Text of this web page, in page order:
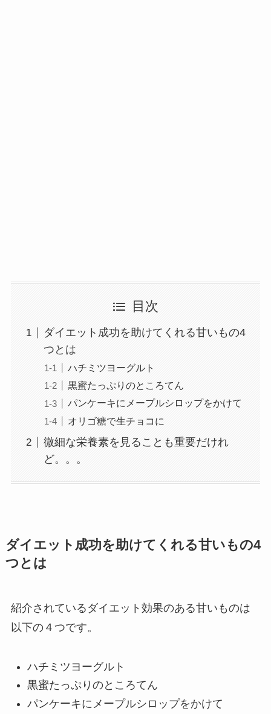
目次
ダイエット成功を助けてくれる甘いもの4
つとは
ハチミツヨーグルト
黒蜜たっぷりのところてん
パンケーキにメープルシロップをかけて
オリゴ糖で生チョコに
微細な栄養素を見ることも重要だけれ
ど。。。
ダイエット成功を助けてくれる甘いもの4
つとは
紹介されているダイエット効果のある甘いものは
以下の４つです。
ハチミツヨーグルト
黒蜜たっぷりのところてん
パンケーキにメープルシロップをかけて